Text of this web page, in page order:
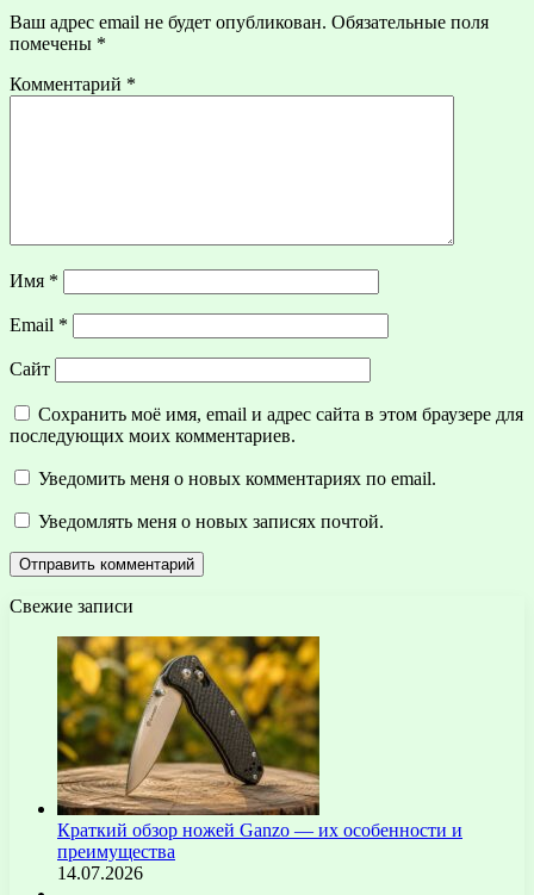
Ваш адрес email не будет опубликован. Обязательные поля
помечены *
Комментарий *
Имя *
Email *
Сайт
Сохранить моё имя, email и адрес сайта в этом браузере для
последующих моих комментариев.
Уведомить меня о новых комментариях по email.
Уведомлять меня о новых записях почтой.
Свежие записи
Краткий обзор ножей Ganzo — их особенности и
преимущества
14.07.2026